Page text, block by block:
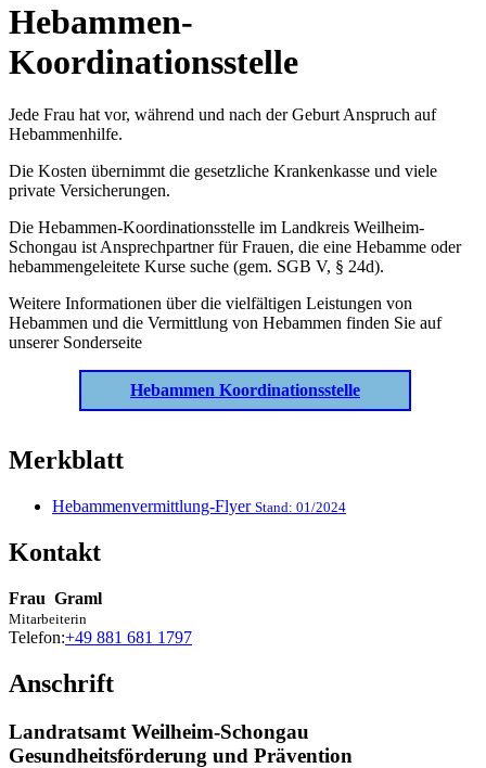
Hebammen-
Koordinationsstelle
Jede Frau hat vor, während und nach der Geburt Anspruch auf
Hebammenhilfe.
Die Kosten übernimmt die gesetzliche Krankenkasse und viele
private Versicherungen.
Die Hebammen-Koordinationsstelle im Landkreis Weilheim-
Schongau ist Ansprechpartner für Frauen, die eine Hebamme oder
hebammengeleitete Kurse suche (gem. SGB V, § 24d).
Weitere Informationen über die vielfältigen Leistungen von
Hebammen und die Vermittlung von Hebammen finden Sie auf
unserer Sonderseite
Hebammen Koordinationsstelle
Merkblatt
Hebammenvermittlung-Flyer Stand: 01/2024
Kontakt
Frau Graml
Mitarbeiterin
Telefon:+49 881 681 1797
Anschrift
Landratsamt Weilheim-Schongau
Gesundheitsförderung und Prävention